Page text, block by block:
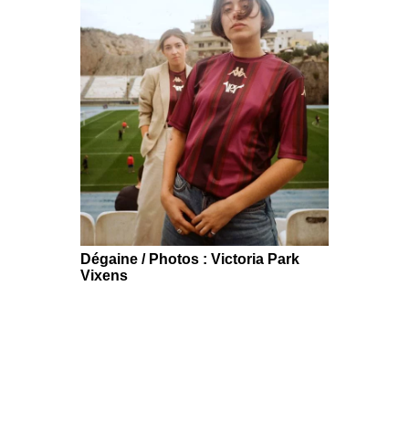
Dégaine / Photos : Victoria Park
Vixens